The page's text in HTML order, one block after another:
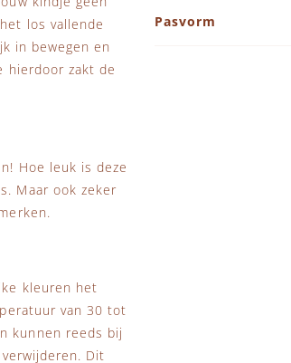
los vallende
in bewegen en
hierdoor zakt de
Hoe leuk is deze
Maar ook zeker
kleuren het
van 30 tot
kunnen reeds bij
Dit
Pasvorm